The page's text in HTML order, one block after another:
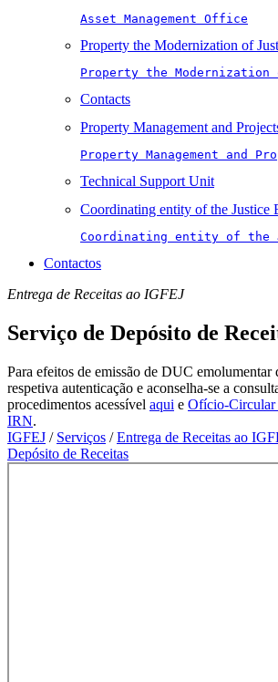
Asset Management Office
Property the Modernization of
Property the
Contacts
Property Management and
Property Management and
Technical Support Unit
Coordinating entity of the Justice
Coordinating entity of the
Contactos
Entrega de Receitas ao IGFEJ
Serviço de Depósito de
Para efeitos de emissão de DUC emolumentar
respetiva autenticação e aconselha-se a
procedimentos acessível aqui e Ofício-
IRN.
IGFEJ / Serviços /Entrega de Receitas ao
Depósito de Receitas